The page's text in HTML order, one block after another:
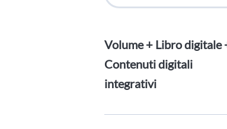
Volume + Libro digitale
Contenuti digitali
integrativi